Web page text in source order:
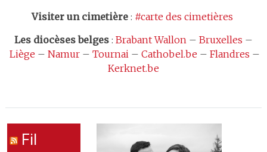
Visiter un cimetière: #carte des cimetières
Les diocèses belges: Brabant Wallon– Bruxelles –
Liège – Namur– Tournai– Cathobel.be – Flandres –
Kerknet.be
Fil